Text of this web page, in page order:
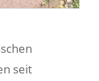
seit